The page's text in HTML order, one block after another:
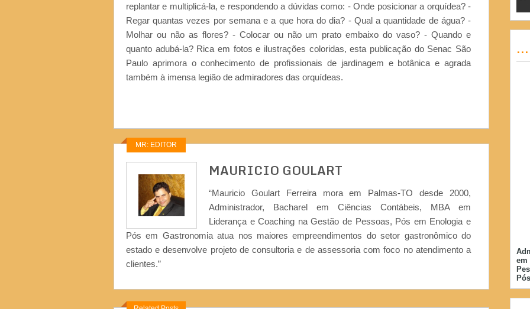
replantar e multiplicá-la, e respondendo a dúvidas como: - Onde posicionar a orquídea? -
Regar quantas vezes por semana e a que hora do dia? - Qual a quantidade de água? -
Molhar ou não as flores? - Colocar ou não um prato embaixo do vaso? - Quando e
quanto adubá-la? Rica em fotos e ilustrações coloridas, esta publicação do Senac São
Paulo aprimora o conhecimento de profissionais de jardinagem e botânica e agrada
também à imensa legião de admiradores das orquídeas.
MR: EDITOR
MAURICIO GOULART
“Mauricio Goulart Ferreira mora em Palmas-TO desde 2000,
Administrador, Bacharel em Ciências Contábeis, MBA em
Liderança e Coaching na Gestão de Pessoas, Pós em Enologia e
Pós em Gastronomia atua nos maiores empreendimentos do setor gastronômico do
estado e desenvolve projeto de consultoria e de assessoria com foco no atendimento a
clientes.”
em